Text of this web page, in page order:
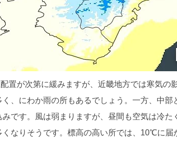
置が次第に緩みますが、近畿地方では寒気の
、にわか雨の所もあるでしょう。一方、中部
みです。風は弱まりますが、昼間も空気は冷
くなりそうです。標高の高い所では、10℃に届